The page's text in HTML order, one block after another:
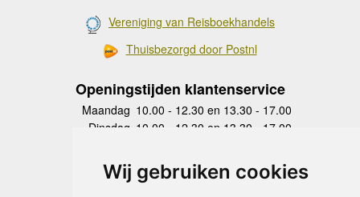
Wij gebruiken cookies
Vereniging van Reisboekhandels
Thuisbezorgd door Postnl
Openingstijden klantenservice
Maandag 10.00 - 12.30 en 13.30 - 17.00
Dinsdag 10.00 - 12.30 en 13.30 - 17.00
Donderdag
10.00 - 12.30 en 13.30 - 17.00
Vrijdag 10.00 - 12.30 en 13.30 - 17.00